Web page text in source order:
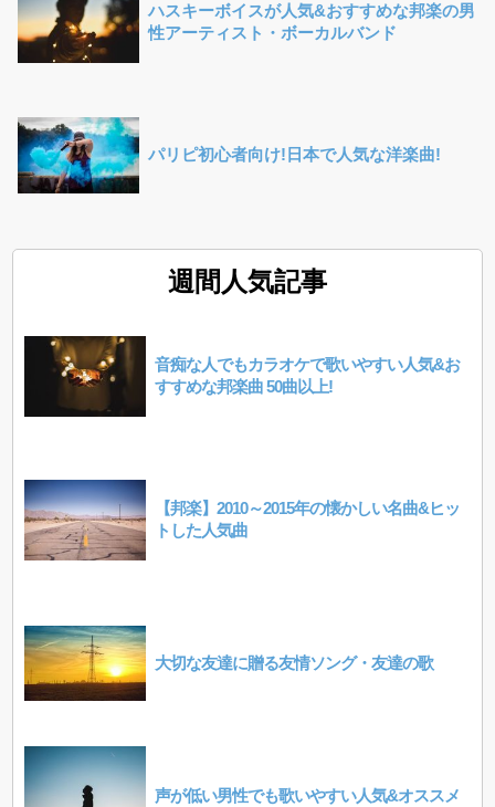
ハスキーボイスが人気&おすすめな邦楽の男
性アーティスト・ボーカルバンド
パリピ初心者向け!日本で人気な洋楽曲!
週間人気記事
音痴な人でもカラオケで歌いやすい人気&お
すすめな邦楽曲 50曲以上!
【邦楽】2010～2015年の懐かしい名曲&ヒッ
トした人気曲
大切な友達に贈る友情ソング・友達の歌
声が低い男性でも歌いやすい人気&オススメ